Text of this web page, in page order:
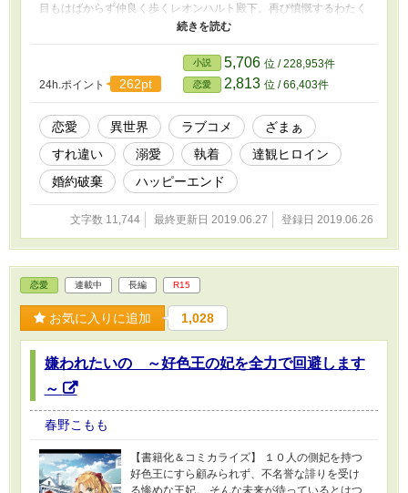
目もはばからず仲良く歩くレオンハルト殿下。再び憤慨するわたく
しの愛する家族や使用人の心の安寧のために、エルザは円満な婚約
殿下と男爵令嬢、お二人に愛を育んでいただくためにも、後はレオ
ンハルト殿下の署名さえいただければみんな幸せ婚約破棄が成立し
ます！ 前編・後編の全２話です。残酷描写は保険です。 【小説家
になろうデイリーランキング１位いただきました――2019/6/17】
24h.ポイント 262pt
小説 5,706 位 / 228,953件
恋愛 2,813 位 / 66,403件
恋愛 異世界 ラブコメ
ざまぁ
すれ違い
溺愛 執着
達観ヒロイン
婚約破棄
ハッピーエンド
文字数 11,744 最終更新日 2019.06.27 登録日 2019.06.26
恋愛 連載中 長編 R15
お気に入りに追加 1,028
嫌われたいの ～好色王の妃を全力で回避します
～
春野こもも
【書籍化＆コミカライズ】 １０人の側妃を持つ
好色王にすら顧みられず、不名誉な誹りを受け